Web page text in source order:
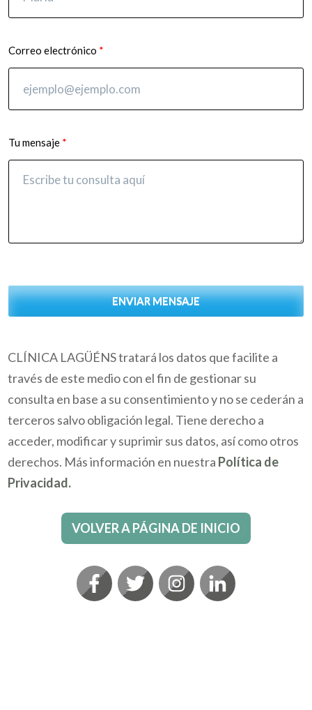
Correo electrónico
Tu mensaje
ENVIAR MENSAJE
CLÍNICA LAGÜÉNS tratará los datos que facilite a
través de este medio con el fin de gestionar su
consulta en base a su consentimiento y no se cederán a
terceros salvo obligación legal. Tiene derecho a
acceder, modificar y suprimir sus datos, así como otros
derechos. Más información en nuestra Política de
Privacidad.
VOLVER A PÁGINA DE INICIO